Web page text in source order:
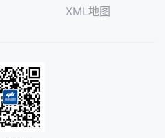
XML地图